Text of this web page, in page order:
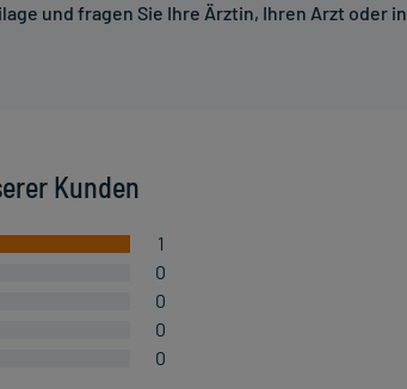
und fragen Sie Ihre Ärztin, Ihren Arzt oder in
Kunden
1
0
0
0
0